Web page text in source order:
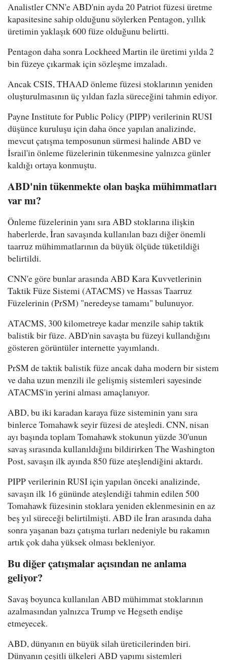
Analistler CNN'e ABD'nin ayda 20 Patriot füzesi üretme
kapasitesine sahip olduğunu söylerken Pentagon, yıllık
üretimin yaklaşık 600 füze olduğunu belirtti.
Pentagon daha sonra Lockheed Martin ile üretimi yılda 2
bin füzeye çıkarmak için sözleşme imzaladı.
Ancak CSIS, THAAD önleme füzesi stoklarının yeniden
oluşturulmasının üç yıldan fazla süreceğini tahmin ediyor.
Payne Institute for Public Policy (PIPP) verilerinin RUSI
düşünce kuruluşu için daha önce yapılan analizinde,
mevcut çatışma temposunun sürmesi halinde ABD ve
İsrail'in önleme füzelerinin tükenmesine yalnızca günler
kaldığı ortaya konmuştu.
ABD'nin tükenmekte olan başka mühimmatları
var mı?
Önleme füzelerinin yanı sıra ABD stoklarına ilişkin
haberlerde, İran savaşında kullanılan bazı diğer önemli
taarruz mühimmatlarının da büyük ölçüde tüketildiği
belirtildi.
CNN'e göre bunlar arasında ABD Kara Kuvvetlerinin
Taktik Füze Sistemi (ATACMS) ve Hassas Taarruz
Füzelerinin (PrSM) "neredeyse tamamı" bulunuyor.
ATACMS, 300 kilometreye kadar menzile sahip taktik
balistik bir füze. ABD'nin savaşta bu füzeyi kullandığını
gösteren görüntüler internette yayımlandı.
PrSM de taktik balistik füze ancak daha modern bir sistem
ve daha uzun menzili ile gelişmiş sistemleri sayesinde
ATACMS'in yerini alması amaçlanıyor.
ABD, bu iki karadan karaya füze sisteminin yanı sıra
binlerce Tomahawk seyir füzesi de ateşledi. CNN, nisan
ayı başında toplam Tomahawk stokunun yüzde 30'unun
savaş sırasında kullanıldığını bildirirken The Washington
Post, savaşın ilk ayında 850 füze ateşlendiğini aktardı.
PIPP verilerinin RUSI için yapılan önceki analizinde,
savaşın ilk 16 gününde ateşlendiği tahmin edilen 500
Tomahawk füzesinin stoklara yeniden eklenmesinin en az
beş yıl süreceği belirtilmişti. ABD ile İran arasında daha
sonra yaşanan bazı çatışma turları nedeniyle bu rakamın
artık çok daha yüksek olması bekleniyor.
Bu diğer çatışmalar açısından ne anlama
geliyor?
Savaş boyunca kullanılan ABD mühimmat stoklarının
azalmasından yalnızca Trump ve Hegseth endişe
etmeyecek.
ABD, dünyanın en büyük silah üreticilerinden biri.
Dünyanın çeşitli ülkeleri ABD yapımı sistemleri